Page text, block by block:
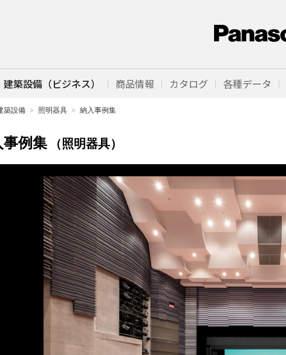
築設備（ビジネス） 商品情報 カタログ 各種データ
築設備 照明器具 納入事例集
事例集 （照明器具）